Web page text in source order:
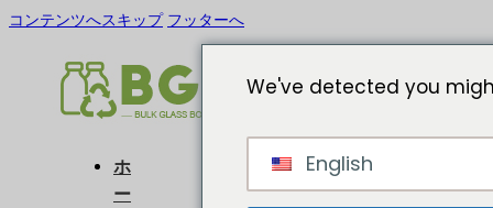
コンテンツへスキップ フッターへ
ホ
ー
We've detected you
English